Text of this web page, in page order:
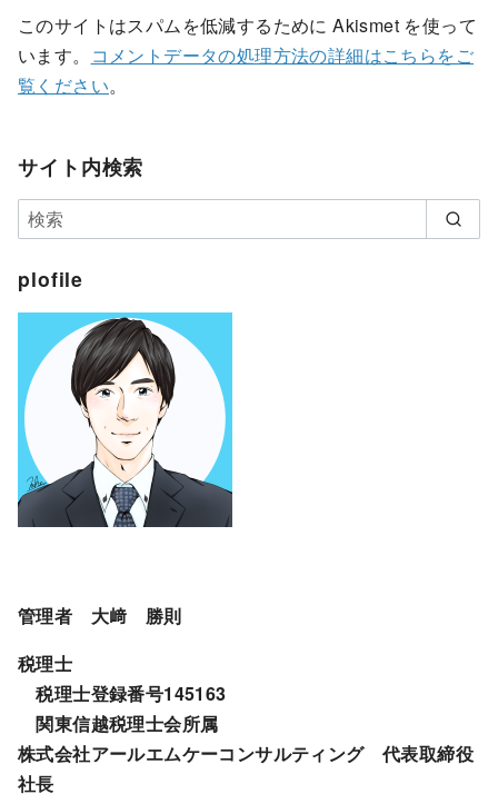
このサイトはスパムを低減するために Akismet を使って
います。
コメントデータの処理方法の詳細はこちらをご
覧ください。
サイト内検索
plofile
管理者 大﨑 勝則
税理士
税理士登録番号145163
関東信越税理士会所属
株式会社アールエムケーコンサルティング 代表取締役
社長